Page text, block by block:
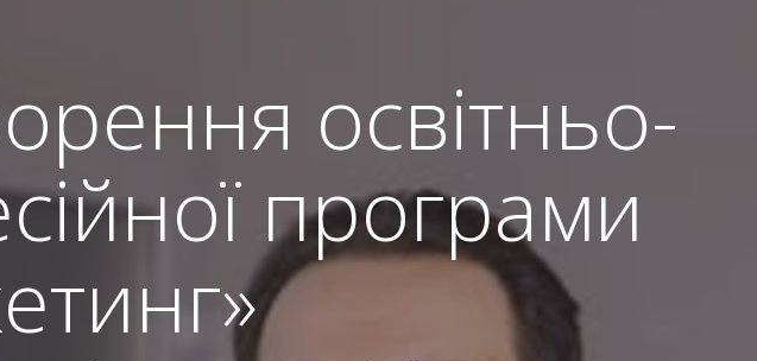
освітньо-
програми